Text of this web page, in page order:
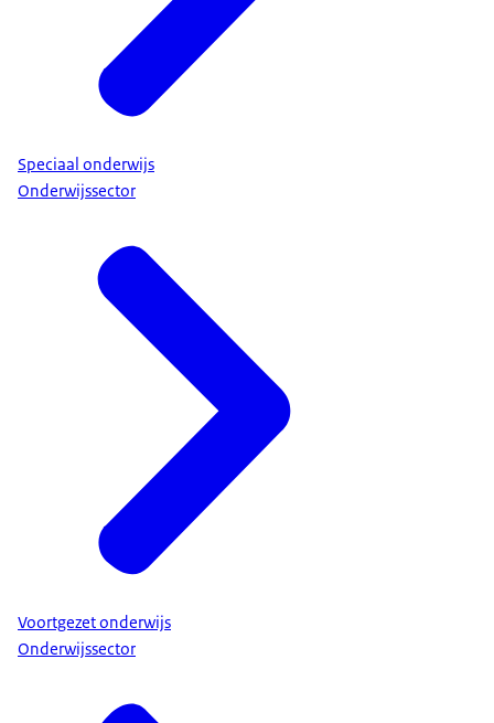
Speciaal onderwijs
Onderwijssector
Voortgezet onderwijs
Onderwijssector